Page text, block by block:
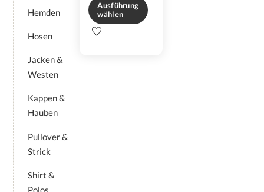
Ausführung
wählen
Dieses
Hemden
Hosen
Jacken &
Westen
Kappen &
Hauben
Pullover &
Strick
Shirt &
Polos